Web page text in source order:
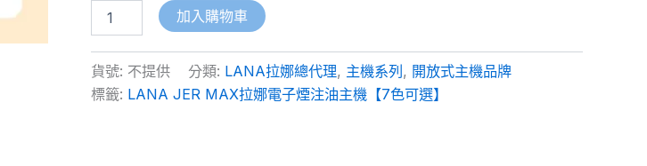
加入購物車
貨號: 不提供 分類: LANA拉娜總代理, 主機系列 , 開放式主機品牌
標籤: LANA JER MAX拉娜電子煙注油主機【7色可選】